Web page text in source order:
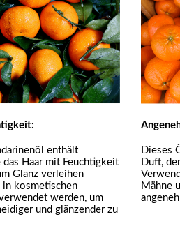
enthält
das Haar mit Feuchtigkeit
Glanz verleihen
in kosmetischen
werden, um
und glänzender zu
Dieses
Duft,
Mähne